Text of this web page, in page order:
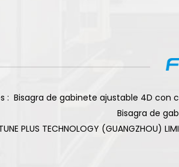
: Bisagra de gabinete ajustable 4D con
Bisagra de
PLUS TECHNOLOGY (GUANGZHOU)